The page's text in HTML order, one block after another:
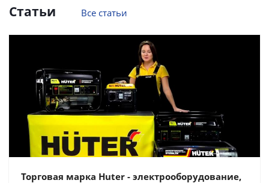
Статьи Все статьи
Торговая марка Huter - электрооборудование,